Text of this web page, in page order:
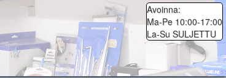
Avoinna:
Ma-Pe 10:00-17:00
La-Su SULJETTU